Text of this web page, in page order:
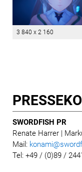
3 840 x 2 160
SWORDFISH PR
Renate Harrer |
Mail:
Tel: +49 / (0)89 /